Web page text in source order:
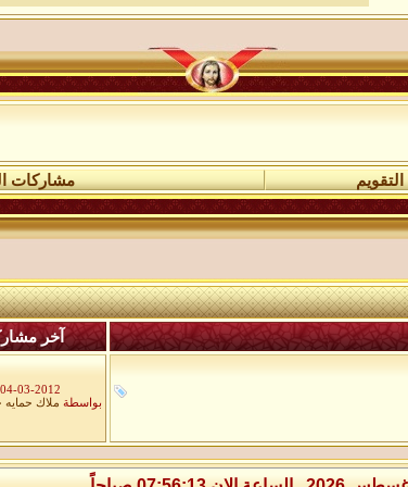
التقويم مشاركات
آخر
04-03-2012
بواسطة ملاك